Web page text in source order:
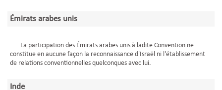
Émirats arabes unis
La participation des Émirats arabes unis à ladite Convention ne
constitue en aucune façon la reconnaissance d'Israël ni l'établissement
de relations conventionnelles quelconques avec lui.
Inde